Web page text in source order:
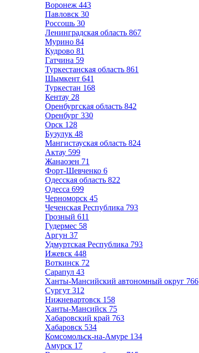
Воронеж 443
Павловск 30
Россошь 30
Ленинградская область 867
Мурино 84
Кудрово 81
Гатчина 59
Туркестанская область 861
Шымкент 641
Туркестан 168
Кентау 28
Оренбургская область 842
Оренбург 330
Орск 128
Бузулук 48
Мангистауская область 824
Актау 599
Жанаозен 71
Форт-Шевченко 6
Одесская область 822
Одесса 699
Черноморск 45
Чеченская Республика 793
Грозный 611
Гудермес 58
Аргун 37
Удмуртская Республика 793
Ижевск 448
Воткинск 72
Сарапул 43
Ханты-Мансийский автономный округ 766
Сургут 312
Нижневартовск 158
Ханты-Мансийск 75
Хабаровский край 763
Хабаровск 534
Комсомольск-на-Амуре 134
Амурск 17